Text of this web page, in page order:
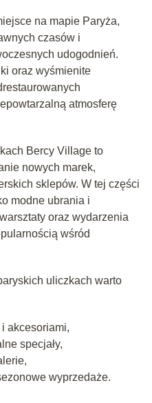
na mapie Paryża,
czasów i
udogodnień.
oraz wyśmienite
atmosferę
Bercy Village to
nowych marek,
sklepów. W tej części
modne ubrania i
oraz wydarzenia
wśród
uliczkach warto
akcesoriami,
specjały,
wyprzedaże.